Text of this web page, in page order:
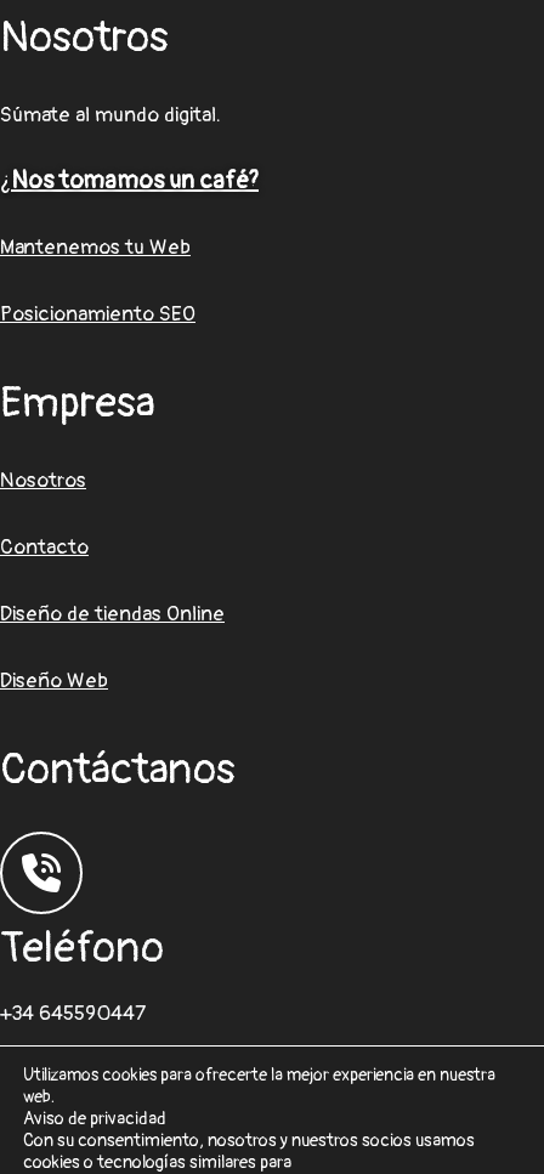
Nosotros
Súmate al mundo digital.
¿Nos tomamos un café?
Mantenemos tu Web
Posicionamiento SEO
Empresa
Nosotros
Contacto
Diseño de tiendas Online
Diseño Web
Contáctanos
Teléfono
+34 645590447
Utilizamos cookies para ofrecerte la mejor experiencia en nuestra
web.
Aviso de privacidad
Con su consentimiento, nosotros y nuestros socios usamos
cookies o tecnologías similares para